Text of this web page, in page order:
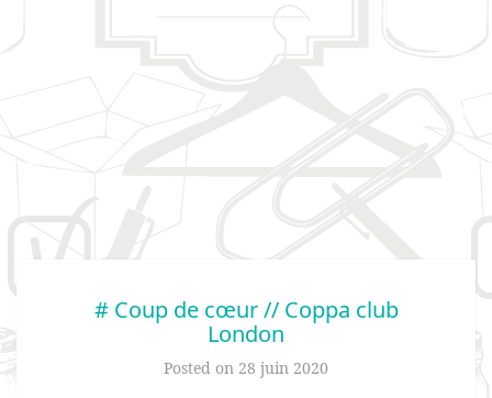
# Coup de cœur // Coppa club
London
Posted on 28 juin 2020